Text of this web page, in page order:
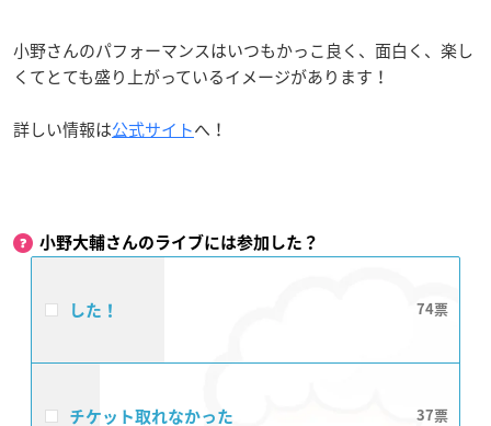
小野さんのパフォーマンスはいつもかっこ良く、面白く、楽し
くてとても盛り上がっているイメージがあります！
詳しい情報は公式サイトへ！
小野大輔さんのライブには参加した？
した！ 74
チケット取れなかった 37